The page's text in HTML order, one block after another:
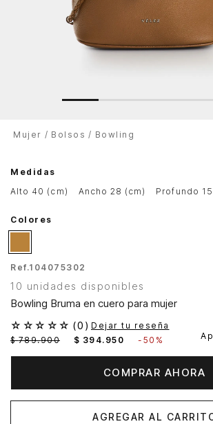
Mujer Bolsos Bowling
Medidas
alto 40 (cm)
ancho 28 (cm) profundo
Colores
Ref.104075302
10 unidades disponibles
Bowling Bruma en cuero para mujer
☆ ☆ ☆ ☆ ☆ (0 ) Dejar tu reseña
$ 789.900 $ 394. 950 - 50%
COMPRAR AHORA
AGREGAR AL